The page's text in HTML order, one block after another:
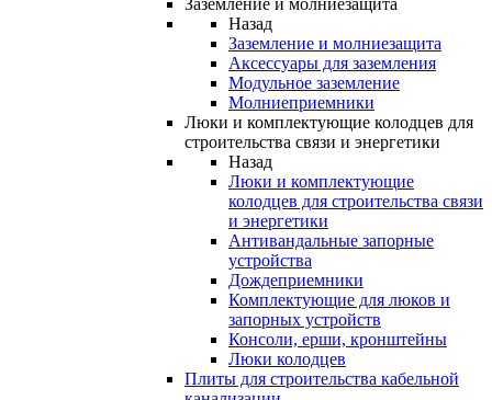
Заземление и молниезащита
Назад
Заземление и молниезащита
Аксессуары для заземления
Модульное заземление
Молниеприемники
Люки и комплектующие колодцев для
строительства связи и энергетики
Назад
Люки и комплектующие
колодцев для строительства связи
и энергетики
Антивандальные запорные
устройства
Дождеприемники
Комплектующие для люков и
запорных устройств
Консоли, ерши, кронштейны
Люки колодцев
Плиты для строительства кабельной